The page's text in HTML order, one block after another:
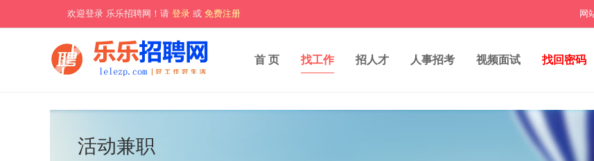
欢迎登录 乐乐招聘网！请 登录 或 免费注册 网
首 页 找工作 招人才 人事招考 视频面试 找回密码
活动兼职